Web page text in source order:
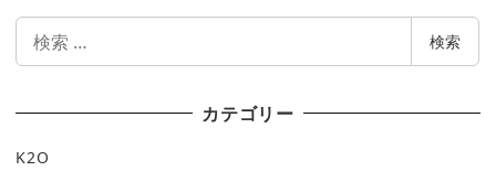
検索
カテゴリー
K2O